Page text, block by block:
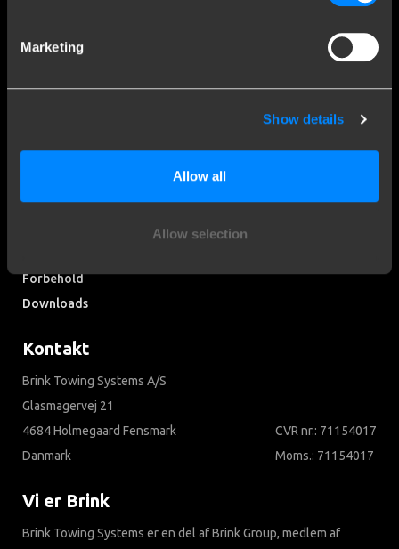
Marketing
Show details
Allow all
Allow selection
Mere end 120 års ekspertise
Kundeservice
Forbehold
Downloads
Kontakt
Brink Towing Systems A/S
Glasmagervej 21
4684 Holmegaard Fensmark
Danmark
CVR nr.: 71154017
Moms.: 71154017
Vi er Brink
Brink Towing Systems er en del af Brink Group, medlem af